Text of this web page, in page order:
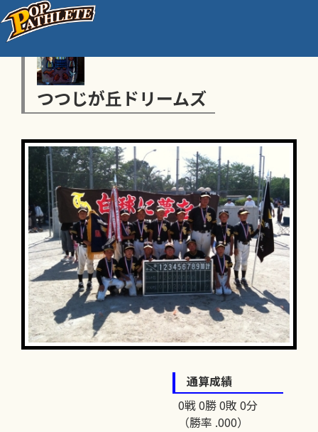
つつじが丘ドリームズ
通算成績
0戦 0勝 0敗 0分
（勝率 .000）